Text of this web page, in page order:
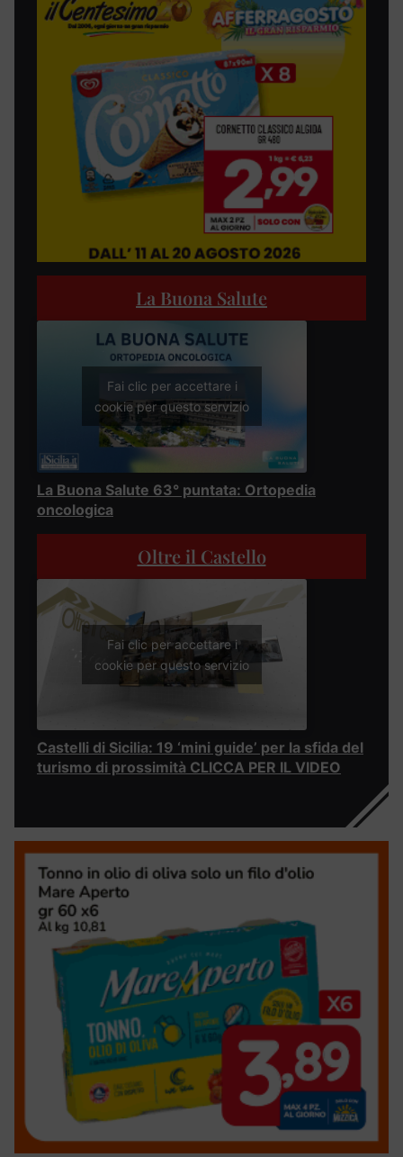
La Buona Salute
Fai clic per accettare i
cookie per questo servizio
La Buona Salute 63° puntata: Ortopedia
oncologica
Oltre il Castello
Fai clic per accettare i
cookie per questo servizio
Castelli di Sicilia: 19 ‘mini guide’ per la sfida del
turismo di prossimità CLICCA PER IL VIDEO